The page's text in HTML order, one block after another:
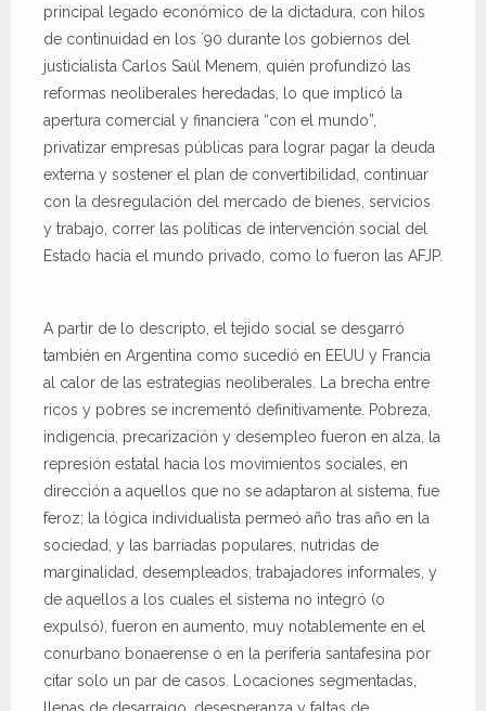
principal legado económico de la dictadura, con hilos
de continuidad en los ´90 durante los gobiernos del
justicialista Carlos Saúl Menem, quién profundizó las
reformas neoliberales heredadas, lo que implicó la
apertura comercial y financiera “con el mundo”,
privatizar empresas públicas para lograr pagar la deuda
externa y sostener el plan de convertibilidad, continuar
con la desregulación del mercado de bienes, servicios
y trabajo, correr las políticas de intervención social del
Estado hacia el mundo privado, como lo fueron las AFJP.
A partir de lo descripto, el tejido social se desgarró
también en Argentina como sucedió en EEUU y Francia
al calor de las estrategias neoliberales. La brecha entre
ricos y pobres se incrementó definitivamente. Pobreza,
indigencia, precarización y desempleo fueron en alza, la
represión estatal hacia los movimientos sociales, en
dirección a aquellos que no se adaptaron al sistema, fue
feroz; la lógica individualista permeó año tras año en la
sociedad, y las barriadas populares, nutridas de
marginalidad, desempleados, trabajadores informales, y
de aquellos a los cuales el sistema no integró (o
expulsó), fueron en aumento, muy notablemente en el
conurbano bonaerense o en la periferia santafesina por
citar solo un par de casos. Locaciones segmentadas,
llenas de desarraigo, desesperanza y faltas de